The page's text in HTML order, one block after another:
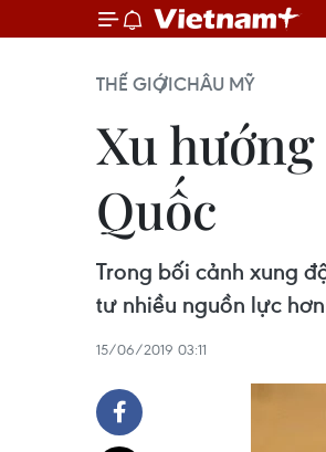
THẾ GIỚICHÂU MỸ
Xu
Quốc
Trong bối cảnh xung
tư nhiều nguồn lực
15/06/2019 03:11